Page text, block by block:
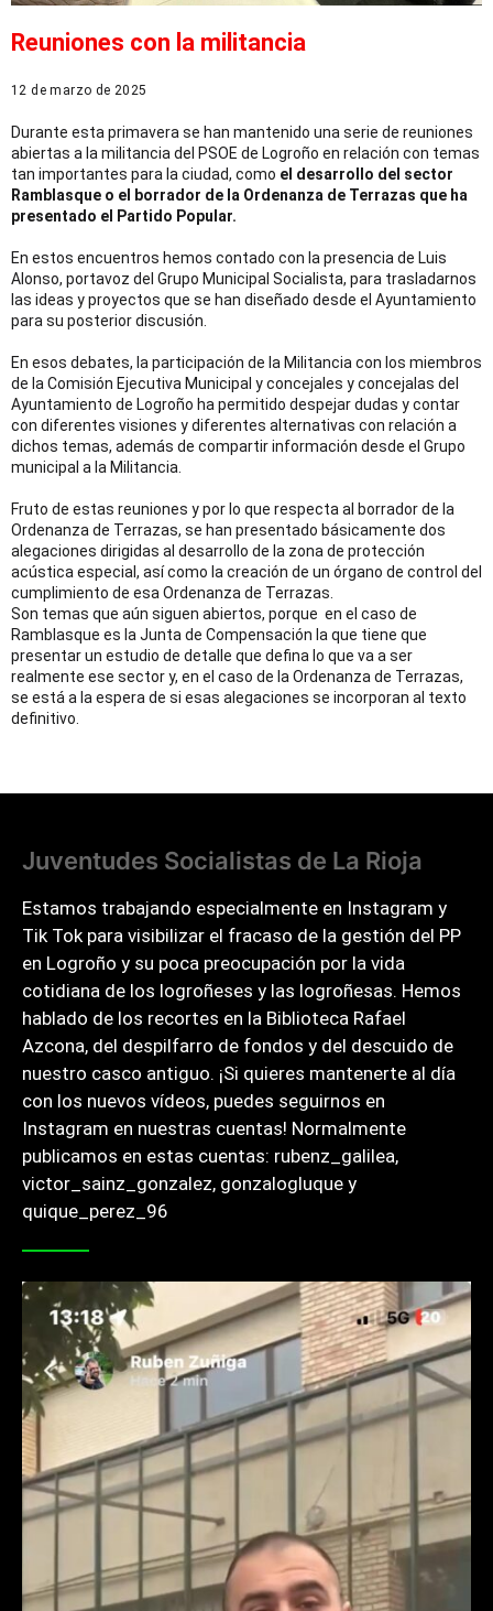
Reuniones con la militancia
12 de marzo de 2025
Durante esta primavera se han mantenido una serie de reuniones
abiertas a la militancia del PSOE de Logroño en relación con temas
tan importantes para la ciudad, como el desarrollo del sector
Ramblasque o el borrador de la Ordenanza de Terrazas que ha
presentado el Partido Popular.
En estos encuentros hemos contado con la presencia de Luis
Alonso, portavoz del Grupo Municipal Socialista, para trasladarnos
las ideas y proyectos que se han diseñado desde el Ayuntamiento
para su posterior discusión.
En esos debates, la participación de la Militancia con los miembros
de la Comisión Ejecutiva Municipal y concejales y concejalas del
Ayuntamiento de Logroño ha permitido despejar dudas y contar
con diferentes visiones y diferentes alternativas con relación a
dichos temas, además de compartir información desde el Grupo
municipal a la Militancia.
Fruto de estas reuniones y por lo que respecta al borrador de la
Ordenanza de Terrazas, se han presentado básicamente dos
alegaciones dirigidas al desarrollo de la zona de protección
acústica especial, así como la creación de un órgano de control del
cumplimiento de esa Ordenanza de Terrazas.
Son temas que aún siguen abiertos, porque en el caso de
Ramblasque es la Junta de Compensación la que tiene que
presentar un estudio de detalle que defina lo que va a ser
realmente ese sector y, en el caso de la Ordenanza de Terrazas,
se está a la espera de si esas alegaciones se incorporan al texto
definitivo.
Juventudes Socialistas de La Rioja
Estamos trabajando especialmente en Instagram y
Tik Tok para visibilizar el fracaso de la gestión del PP
en Logroño y su poca preocupación por la vida
cotidiana de los logroñeses y las logroñesas. Hemos
hablado de los recortes en la Biblioteca Rafael
Azcona, del despilfarro de fondos y del descuido de
nuestro casco antiguo. ¡Si quieres mantenerte al día
con los nuevos vídeos, puedes seguirnos en
Instagram en nuestras cuentas! Normalmente
publicamos en estas cuentas: rubenz_galilea,
victor_sainz_gonzalez, gonzalogluque y
quique_perez_96 ‎